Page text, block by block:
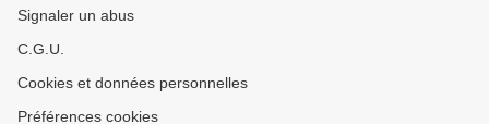
Signaler un abus
C.G.U.
Cookies et données personnelles
Préférences cookies